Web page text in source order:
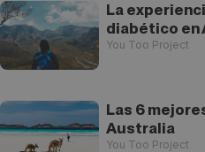
La
diabético en
You Too Project
Las 6
Australia
You Too Project